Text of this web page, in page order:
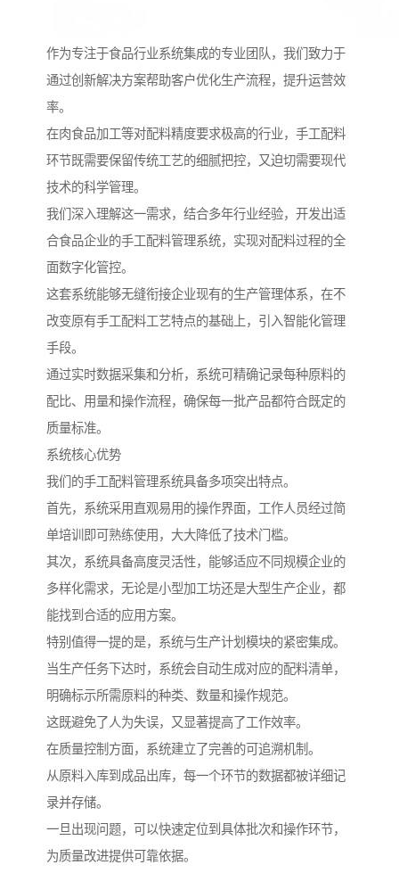
作为专注于食品行业系统集成的专业团队，我们致力于
通过创新解决方案帮助客户优化生产流程，提升运营效
率。
在肉食品加工等对配料精度要求极高的行业，手工配料
环节既需要保留传统工艺的细腻把控，又迫切需要现代
技术的科学管理。
我们深入理解这一需求，结合多年行业经验，开发出适
合食品企业的手工配料管理系统，实现对配料过程的全
面数字化管控。
这套系统能够无缝衔接企业现有的生产管理体系，在不
改变原有手工配料工艺特点的基础上，引入智能化管理
手段。
通过实时数据采集和分析，系统可精确记录每种原料的
配比、用量和操作流程，确保每一批产品都符合既定的
质量标准。
系统核心优势
我们的手工配料管理系统具备多项突出特点。
首先，系统采用直观易用的操作界面，工作人员经过简
单培训即可熟练使用，大大降低了技术门槛。
其次，系统具备高度灵活性，能够适应不同规模企业的
多样化需求，无论是小型加工坊还是大型生产企业，都
能找到合适的应用方案。
特别值得一提的是，系统与生产计划模块的紧密集成。
当生产任务下达时，系统会自动生成对应的配料清单，
明确标示所需原料的种类、数量和操作规范。
这既避免了人为失误，又显著提高了工作效率。
在质量控制方面，系统建立了完善的可追溯机制。
从原料入库到成品出库，每一个环节的数据都被详细记
录并存储。
一旦出现问题，可以快速定位到具体批次和操作环节，
为质量改进提供可靠依据。